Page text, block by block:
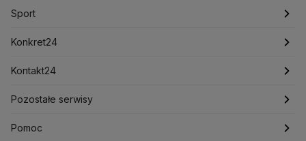
Mariusz Błaszczak
Mark Zuckerberg
Ministerstwo Aktywów Państwowych
Ministerstwo Infrastruktury
Ministerstwo Rolnictwa
Sport
Zdrowie
Technologia
Newslettery
Ludzie Faktów
Katowice
Kraków
Poznań
Trójmiasto
Notowania
Pieniądze
Nieruchomości
Rynki
Dla firm
Pogoda godzinowa
Pogoda długoterminowa
Pogoda na jutro
Pogoda na weekend
Najnowsze
Sport
Piłka Nożna
Tenis
Kolarstwo
Skoki Narciarskie
Konkret24
Najnowsze
Polska
Świat
Kontakt24
Najnowsze
Gorące Tematy
Pozostałe serwisy
TVN
Pomoc